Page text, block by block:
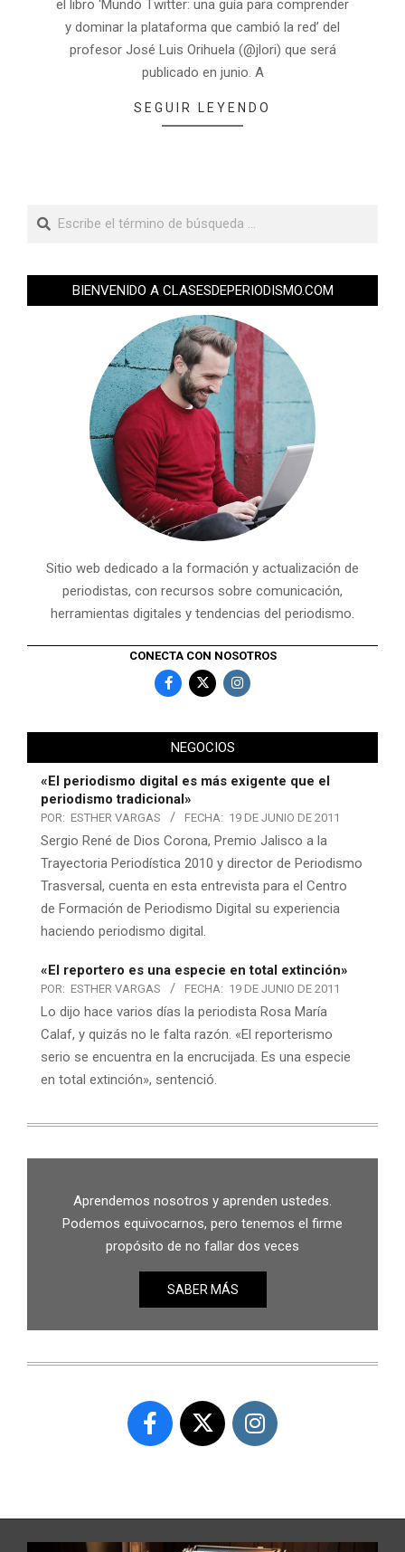
el libro ‘Mundo Twitter: una guía para comprender
y dominar la plataforma que cambió la red’ del
profesor José Luis Orihuela (@jlori) que será
publicado en junio. A
SEGUIR LEYENDO
BIENVENIDO A CLASESDEPERIODISMO.COM
Sitio web dedicado a la formación y actualización de
periodistas, con recursos sobre comunicación,
herramientas digitales y tendencias del periodismo.
CONECTA CON NOSOTROS
NEGOCIOS
«El periodismo digital es más exigente que el
periodismo tradicional»
POR: ESTHER VARGAS FECHA: 19 DE JUNIO DE 2011
Sergio René de Dios Corona, Premio Jalisco a la
Trayectoria Periodística 2010 y director de Periodismo
Trasversal, cuenta en esta entrevista para el Centro
de Formación de Periodismo Digital su experiencia
haciendo periodismo digital.
«El reportero es una especie en total extinción»
POR: ESTHER VARGAS FECHA: 19 DE JUNIO DE 2011
Lo dijo hace varios días la periodista Rosa María
Calaf, y quizás no le falta razón. «El reporterismo
serio se encuentra en la encrucijada. Es una especie
en total extinción», sentenció.
Aprendemos nosotros y aprenden ustedes.
Podemos equivocarnos, pero tenemos el firme
propósito de no fallar dos veces
SABER MÁS